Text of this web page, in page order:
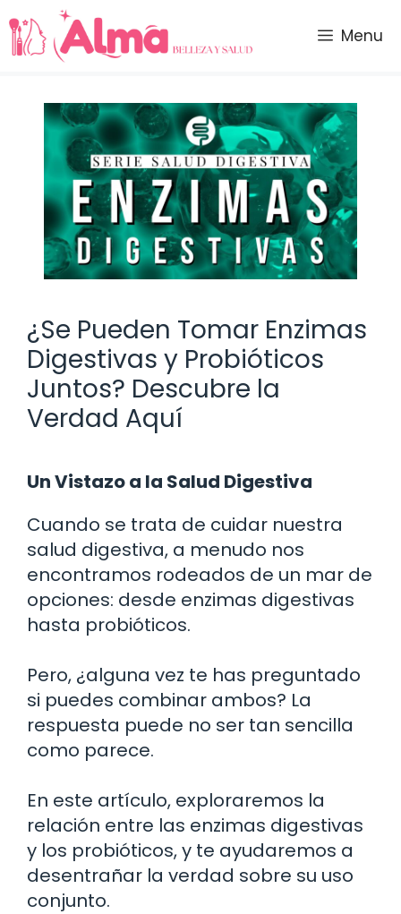
Saltar
al
contenido
Menu
¿Se Pueden Tomar Enzimas
Digestivas y Probióticos
Juntos? Descubre la
Verdad Aquí
Un Vistazo a la Salud Digestiva
Cuando se trata de cuidar nuestra
salud digestiva, a menudo nos
encontramos rodeados de un mar de
opciones: desde enzimas digestivas
hasta probióticos.
Pero, ¿alguna vez te has preguntado
si puedes combinar ambos? La
respuesta puede no ser tan sencilla
como parece.
En este artículo, exploraremos la
relación entre las enzimas digestivas
y los probióticos, y te ayudaremos a
desentrañar la verdad sobre su uso
conjunto.